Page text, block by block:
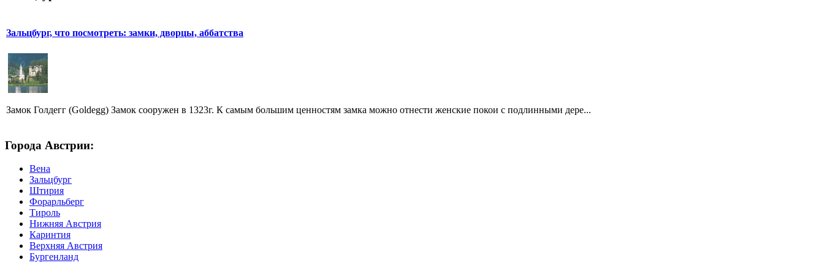
Зальцбург, что посмотреть: замки, дворцы, аббатства
Замок Голдегг (Goldegg) Замок сооружен в 1323г. К самым большим ценностям замка можно отнести женские покои с подлинными дере...
Города Австрии:
Вена
Зальцбург
Штирия
Форарльберг
Тироль
Нижняя Австрия
Каринтия
Верхняя Австрия
Бургенланд